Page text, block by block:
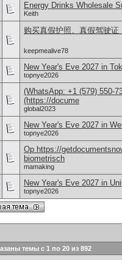
Energy Drinks Wholesale
Keith
购买真假护照、真假驾驶
keepmealive78
New Year's Eve 2027 in
topnye2026
(WhatsApp: +1 (579) 550-
(https://docume
global2023
New Year's Eve 2027 in
topnye2026
Op https://
biometrisch
mamaking
New Year's Eve 2027 in
topnye2026
темы с 1 по 20 из 892